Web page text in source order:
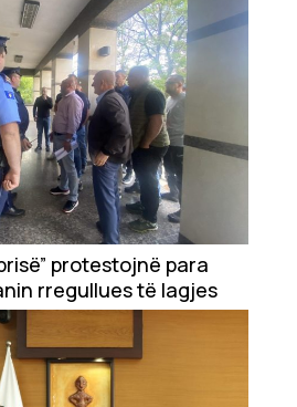
protestojnë para
rregullues të lagjes